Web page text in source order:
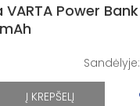
Power Bank
Sandėlyje:
Į KREPŠELĮ